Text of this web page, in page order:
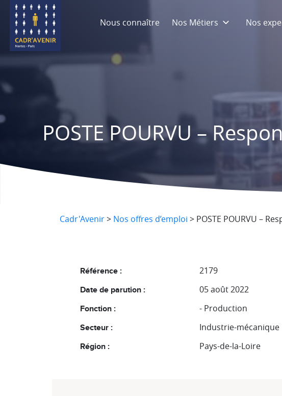
Nous connaître Nos Métiers Nos
POSTE POURVU –
Cadr'Avenir> Nos offres d’emploi > POSTE POURVU –
Référence : 2179
Date de parution : 05 août 2022
Fonction : - Production
Secteur : Industrie-mécanique
Région : Pays-de-la-Loire